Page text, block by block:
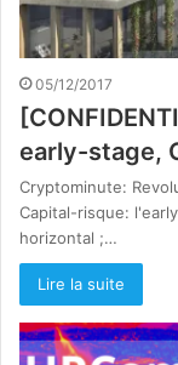
05/12/2017
early-stage,
Cryptominute:
Capital-risque:
horizontal ;…
Lire la suite